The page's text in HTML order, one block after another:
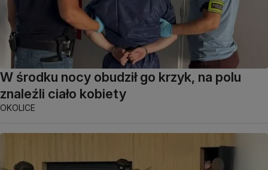
W środku nocy obudził go krzyk, na polu
znaleźli ciało kobiety
OKOLICE